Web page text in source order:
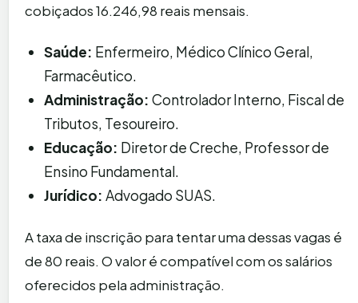
cobiçados 16.246,98 reais mensais.
Saúde: Enfermeiro, Médico Clínico Geral,
Farmacêutico.
Administração: Controlador Interno, Fiscal de
Tributos, Tesoureiro.
Educação: Diretor de Creche, Professor de
Ensino Fundamental.
Jurídico: Advogado SUAS.
A taxa de inscrição para tentar uma dessas vagas é
de 80 reais. O valor é compatível com os salários
oferecidos pela administração.